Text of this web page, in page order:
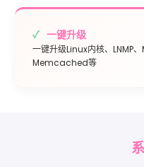
一键升级
一键升级Linux内核、LNMP、
Memcached等